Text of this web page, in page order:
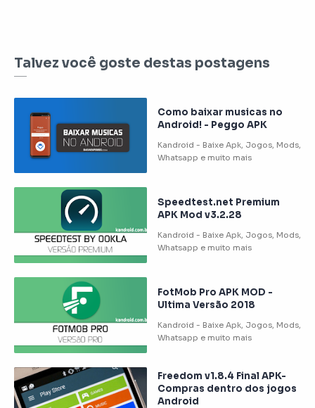
Talvez você goste destas postagens
Como baixar musicas no
Android! - Peggo APK
Speedtest.net Premium
APK Mod v3.2.28
FotMob Pro APK MOD -
Ultima Versão 2018
Freedom v1.8.4 Final APK-
Compras dentro dos jogos
Android